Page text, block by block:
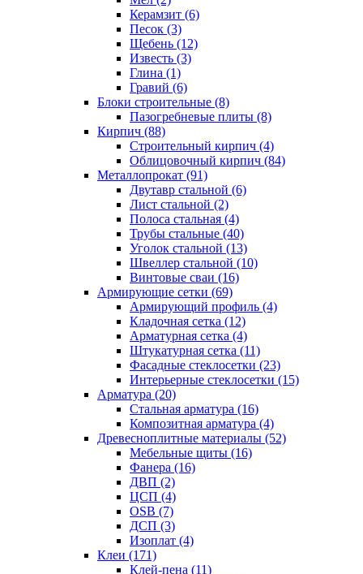
Керамзит (6)
Песок (3)
Щебень (12)
Известь (3)
Глина (1)
Гравий (6)
Блоки строительные (8)
Пазогребневые плиты (8)
Кирпич (88)
Строительный кирпич (4)
Облицовочный кирпич (84)
Металлопрокат (91)
Двутавр стальной (6)
Лист стальной (2)
Полоса стальная (4)
Трубы стальные (40)
Уголок стальной (13)
Швеллер стальной (10)
Винтовые сваи (16)
Армирующие сетки (69)
Армирующий профиль (4)
Кладочная сетка (12)
Арматурная сетка (4)
Штукатурная сетка (11)
Фасадные стеклосетки (23)
Интерьерные стеклосетки (15)
Арматура (20)
Стальная арматура (16)
Композитная арматура (4)
Древесноплитные материалы (52)
Мебельные щиты (16)
Фанера (16)
ДВП (2)
ЦСП (4)
OSB (7)
ДСП (3)
Изоплат (4)
Клеи (171)
Клей-пена (11)